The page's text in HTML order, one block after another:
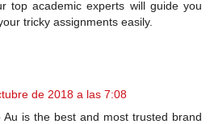
top academic experts will guide you
tricky assignments easily.
de 2018 a las 7:08
Au is the best and most trusted brand